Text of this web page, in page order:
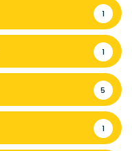
1
1
5
1